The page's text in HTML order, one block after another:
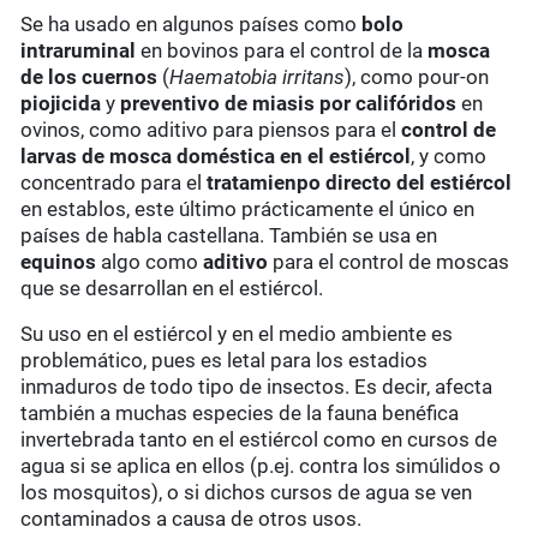
Se ha usado en algunos países como bolo
intraruminal en bovinos para el control de la mosca
de los cuernos (Haematobia irritans), como pour-on
piojicida y preventivo de miasis por califóridos en
ovinos, como aditivo para piensos para elcontrol de
larvas de mosca doméstica en el estiércol , y como
concentrado para eltratamienpo directo del estiércol
en establos, este último prácticamente el único en
países de habla castellana. También se usa en
equinos algo comoaditivo para el control de moscas
que se desarrollan en el estiércol.
Su uso en el estiércol y en el medio ambiente es
problemático, pues es letal para los estadios
inmaduros de todo tipo de insectos. Es decir, afecta
también a muchas especies de la fauna benéfica
invertebrada tanto en el estiércol como en cursos de
agua si se aplica en ellos (p.ej. contra los simúlidos o
los mosquitos), o si dichos cursos de agua se ven
contaminados a causa de otros usos.